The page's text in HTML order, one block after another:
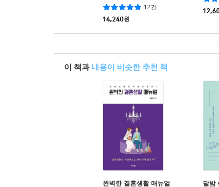
12건
14,240원
이 책과 내용이 비슷한 추천 책
완벽한 결혼생활 매뉴얼 달밤